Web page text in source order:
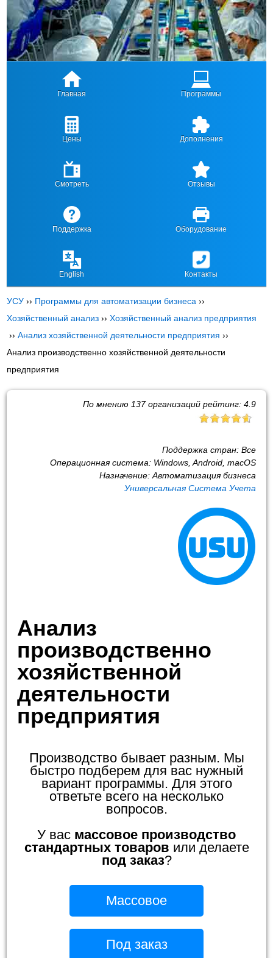
Главная Программы
Цены Дополнения
Смотреть Отзывы
Поддержка Оборудование
English Контакты
УСУ ›› Программы для автоматизации бизнеса ››
Хозяйственный анализ ››Хозяйственный анализ предприятия
››Анализ хозяйственной деятельности предприятия ››
Анализ производственно хозяйственной деятельности
предприятия
По мнению 137организаций рейтинг: 4.9
Поддержка стран: Все
Операционная система: Windows, Android, macOS
Назначение: Автоматизация бизнеса
Универсальная Система Учета
Анализ
производственно
хозяйственной
деятельности
предприятия
Производство бывает разным. Мы
быстро подберем для вас нужный
вариант программы. Для этого
ответьте всего на несколько
вопросов.
У вас массовое производство
стандартных товаров или делаете
под заказ?
Массовое
Под заказ